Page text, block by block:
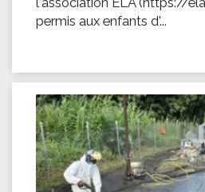
permis aux enfants d'...